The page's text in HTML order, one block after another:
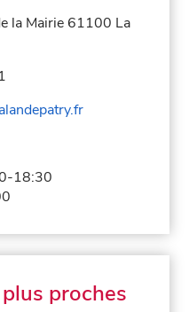
la Mairie 61100 La
18:30
proches